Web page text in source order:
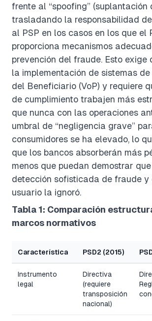
frente al “spoofing” (suplantación
trasladando la responsabilidad
al PSP en los casos en los que el
proporciona mecanismos
prevención del fraude. Esto exige
la implementación de sistemas
del Beneficiario (VoP) y requiere
de cumplimiento trabajen más
que nunca con las operaciones
umbral de “negligencia grave”
consumidores se ha elevado, lo
que los bancos absorberán más
menos que puedan demostrar
detección sofisticada de fraude y
usuario la ignoró.
Tabla 1: Comparación
marcos normativos
Característica PSD2 (2015)
Instrumento
legal
Directiva
(requiere
transposición
nacional)